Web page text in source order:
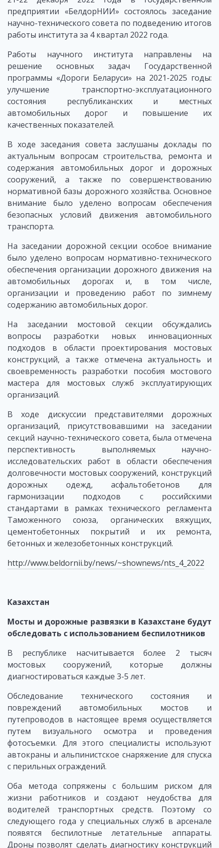
предприятии «БелдорНИИ» состоялось заседание
научно-технического совета по подведению итогов
работы института за 4 квартал 2022 года.
Работы научного института направлены на
решение основных задач Государственной
программы «Дороги Беларуси» на 2021-2025 годы:
улучшение транспортно-эксплуатационного
состояния республиканских и местных
автомобильных дорог и повышение их
качественных показателей.
В ходе заседания совета заслушаны доклады по
актуальным вопросам строительства, ремонта и
содержания автомобильных дорог и дорожных
сооружений, а также по совершенствованию
нормативной базы дорожного хозяйства. Основное
внимание было уделено вопросам обеспечения
безопасных условий движения автомобильного
транспорта.
На заседании дорожной секции особое внимание
было уделено вопросам нормативно-технического
обеспечения организации дорожного движения на
автомобильных дорогах и, в том числе,
организации и проведению работ по зимнему
содержанию автомобильных дорог.
На заседании мостовой секции обсуждались
вопросы разработки новых инновационных
подходов в области проектирования мостовых
конструкций, а также отмечена актуальность и
своевременность разработки пособия мостового
мастера для мостовых служб эксплуатирующих
организаций.
В ходе дискуссии представителями дорожных
организаций, присутствовавшими на заседании
секций научно-технического совета, была отмечена
перспективность выполняемых научно-
исследовательских работ в области обеспечения
долговечности мостовых сооружений, конструкций
дорожных одежд, асфальтобетонов для
гармонизации подходов с российскими
стандартами в рамках технического регламента
Таможенного союза, органических вяжущих,
цементобетонных покрытий и их ремонта,
бетонных и железобетонных конструкций.
http://www.beldornii.by/news/~shownews/nts_4_2022
Казахстан
Мосты и дорожные развязки в Казахстане будут
обследовать с использованием беспилотников
В республике насчитывается более 2 тысяч
мостовых сооружений, которые должны
диагностироваться каждые 3-5 лет.
Обследование технического состояния и
повреждений автомобильных мостов и
путепроводов в настоящее время осуществляется
путем визуального осмотра и проведения
фотосъемки. Для этого специалисты используют
автокраны и альпинистское снаряжение для спуска
с перильных ограждений.
Оба метода сопряжены с большим риском для
жизни работников и создают неудобства для
водителей транспортных средств. Поэтому со
следующего года у специальных служб в арсенале
появятся беспилотные летательные аппараты.
Дроны позволят сделать диагностику конструкций